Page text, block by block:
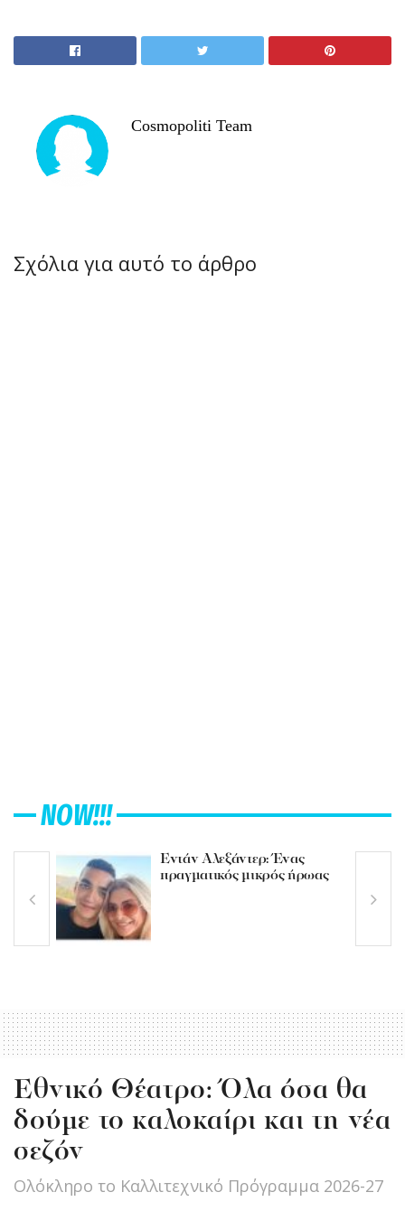
Cosmopoliti Team
Σχόλια για αυτό το άρθρο
NOW!!!
Εντάν Αλεξάντερ: Ένας
πραγματικός μικρός ήρωας
Εθνικό Θέατρο: Όλα όσα θα
δούμε το καλοκαίρι και τη νέα
σεζόν
Ολόκληρο το Καλλιτεχνικό Πρόγραμμα 2026-27